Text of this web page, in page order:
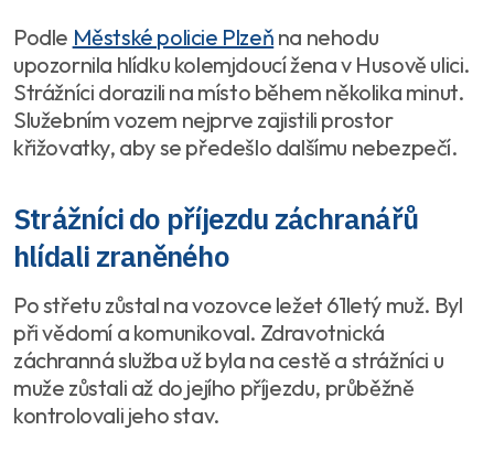
Podle Městské policie Plzeň na nehodu
upozornila hlídku kolemjdoucí žena v Husově ulici.
Strážníci dorazili na místo během několika minut.
Služebním vozem nejprve zajistili prostor
křižovatky, aby se předešlo dalšímu nebezpečí.
Strážníci do příjezdu záchranářů
hlídali zraněného
Po střetu zůstal na vozovce ležet 61letý muž. Byl
při vědomí a komunikoval. Zdravotnická
záchranná služba už byla na cestě a strážníci u
muže zůstali až do jejího příjezdu, průběžně
kontrolovali jeho stav.